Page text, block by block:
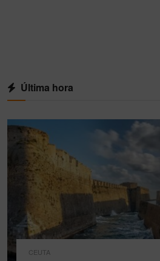
Última hora
CEUTA